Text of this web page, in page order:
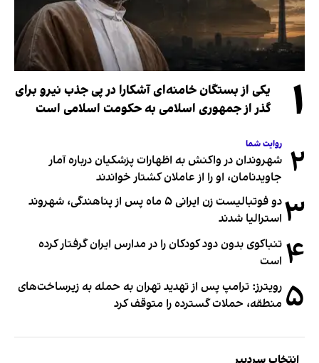
۱
یکی از بستگان خامنه‌ای آشکارا در پی جذب نیرو برای
گذر از جمهوری اسلامی به حکومت اسلامی است
۲ روایت شما
شهروندان در واکنش به اظهارات پزشکیان درباره آمار
جاویدنامان، او را از عاملان کشتار خواندند
۳
دو فوتبالیست زن ایرانی ۵ ماه پس از پناهندگی، شهروند
استرالیا شدند
۴ تنباکوی بدون دود کودکان را در مدارس ایران گرفتار کرده
است
۵ رویترز: ترامپ پس از تهدید تهران به حمله به زیرساخت‌های
منطقه، حملات گسترده را متوقف کرد